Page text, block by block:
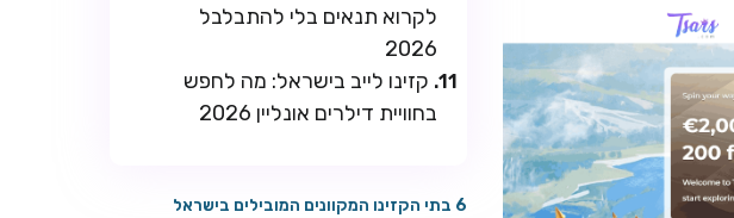
לקרוא תנאים בלי להתבלבל
2026
קזינו לייב בישראל: מה לחפש
בחוויית דילרים אונליין 2026
6 בתי הקזינו המקוונים המובילים בישראל